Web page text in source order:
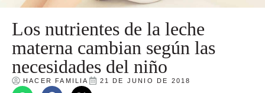
Los nutrientes de la leche
materna cambian según las
necesidades del niño
HACER FAMILIA 21 DE JUNIO DE 2018